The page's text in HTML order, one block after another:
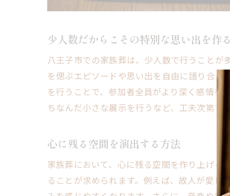
少人数だからこその特別な思い出を作
八王子市での家族葬は、少人数で行うこと
を偲ぶエピソードや思い出を自由に語り合
を行うことで、参加者全員がより深く感情
ちなんだ小さな展示を行うなど、工夫次第で
心に残る空間を演出する方法
家族葬において、心に残る空間を作り上げ
ることが求められます。例えば、故人が愛